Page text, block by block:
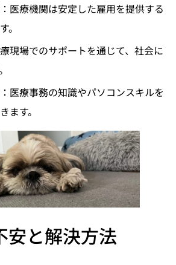
：医療機関は安定した雇用を提供する
。
療現場でのサポートを通じて、社会に
：医療事務の知識やパソコンスキルを
ます。
安と解決方法